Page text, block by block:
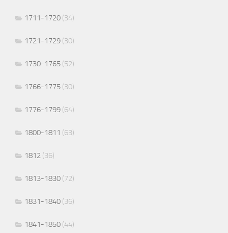
1711-1720 (34)
1721-1729 (30)
1730-1765 (52)
1766-1775 (30)
1776-1799 (64)
1800-1811 (63)
1812 (36)
1813-1830 (72)
1831-1840 (36)
1841-1850 (44)